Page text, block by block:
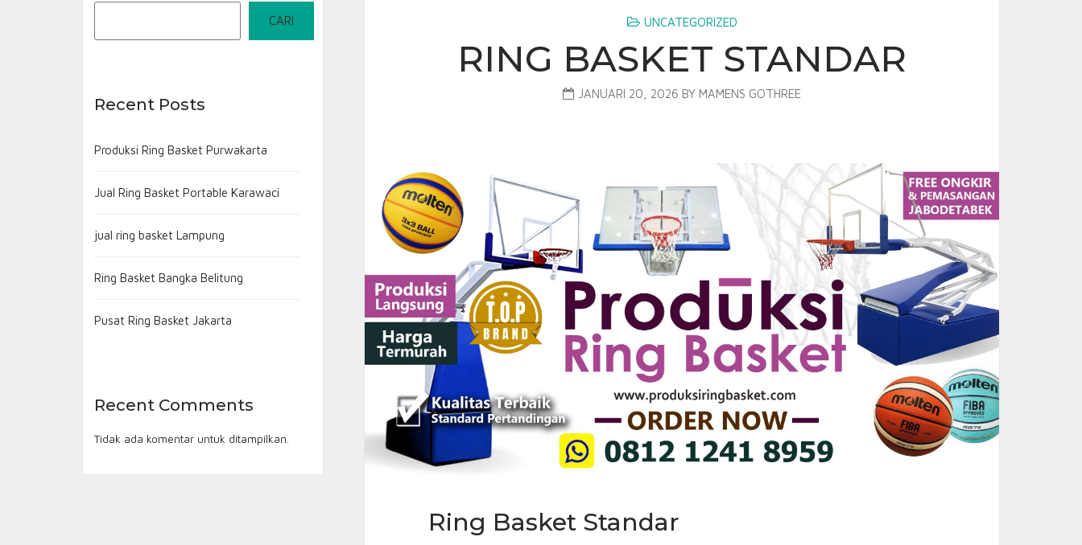
UNCATEGORIZED
RING BASKET STANDAR
JANUARI 20, 2026 BY MAMENS GOTHREE
Ring Basket Standar
CARI
Recent Posts
Produksi Ring Basket Purwakarta
Jual Ring Basket Portable Karawaci
jual ring basket Lampung
Ring Basket Bangka Belitung
Pusat Ring Basket Jakarta
Recent Comments
Tidak ada komentar untuk ditampilkan.